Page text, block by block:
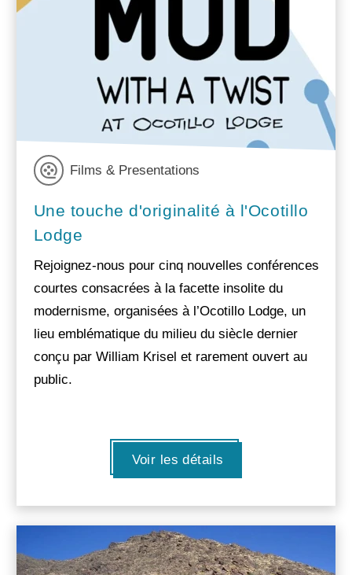
Films & Presentations
Une touche d'originalité à l'Ocotillo
Lodge
Rejoignez-nous pour cinq nouvelles conférences
courtes consacrées à la facette insolite du
modernisme, organisées à l’Ocotillo Lodge, un
lieu emblématique du milieu du siècle dernier
conçu par William Krisel et rarement ouvert au
public.
Voir les détails